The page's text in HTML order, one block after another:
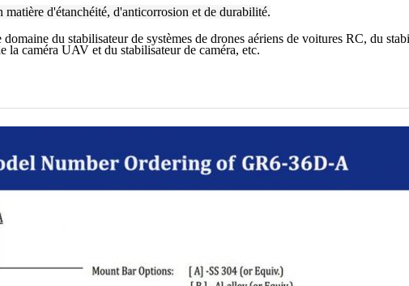
d'étanchéité, d'anticorrosion et de durabilité.
du stabilisateur de systèmes de drones aériens de voitures RC, du
la caméra UAV et du stabilisateur de caméra, etc.